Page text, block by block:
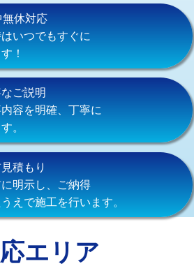
水トラップ
）
） 16,500円
分岐水栓） 16,500円
工)
め) 3,300円
用（バンド止
5,500円
無休対応
いつでもすぐに
！
ご説明
容を明確、丁寧に
。
積もり
明示し、ご納得
えで施工を行います。
エリア